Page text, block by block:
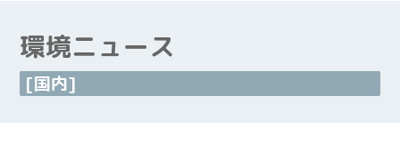
環境ニュース
[国内]